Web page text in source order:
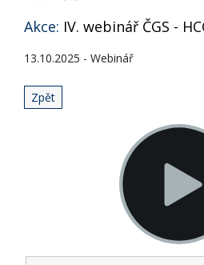
Akce: IV. webinář ČGS -
13.10.2025 - Webinář
Zpět